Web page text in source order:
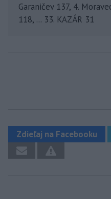
Garaničev 137, 4.
118, ... 33. KAZÁR 31
Zdieľaj na Facebooku